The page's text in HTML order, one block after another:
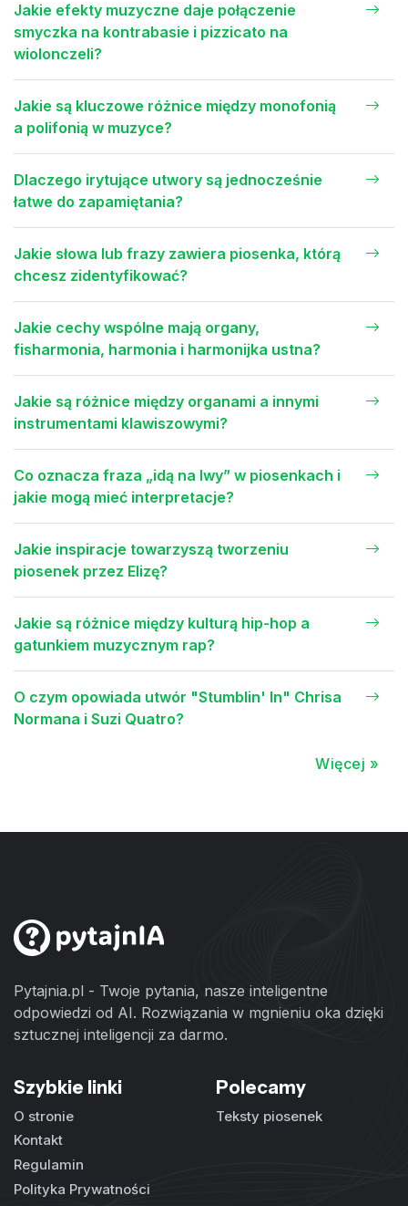
Jakie efekty muzyczne daje połączenie
smyczka na kontrabasie i pizzicato na
wiolonczeli?
Jakie są kluczowe różnice między monofonią
a polifonią w muzyce?
Dlaczego irytujące utwory są jednocześnie
łatwe do zapamiętania?
Jakie słowa lub frazy zawiera piosenka, którą
chcesz zidentyfikować?
Jakie cechy wspólne mają organy,
fisharmonia, harmonia i harmonijka ustna?
Jakie są różnice między organami a innymi
instrumentami klawiszowymi?
Co oznacza fraza „idą na lwy” w piosenkach i
jakie mogą mieć interpretacje?
Jakie inspiracje towarzyszą tworzeniu
piosenek przez Elizę?
Jakie są różnice między kulturą hip-hop a
gatunkiem muzycznym rap?
O czym opowiada utwór "Stumblin' In" Chrisa
Normana i Suzi Quatro?
Więcej »
Pytajnia.pl - Twoje pytania, nasze inteligentne
odpowiedzi od AI. Rozwiązania w mgnieniu oka dzięki
sztucznej inteligencji za darmo.
Szybkie linki
O stronie
Kontakt
Regulamin
Polityka Prywatności
Polecamy
Teksty piosenek